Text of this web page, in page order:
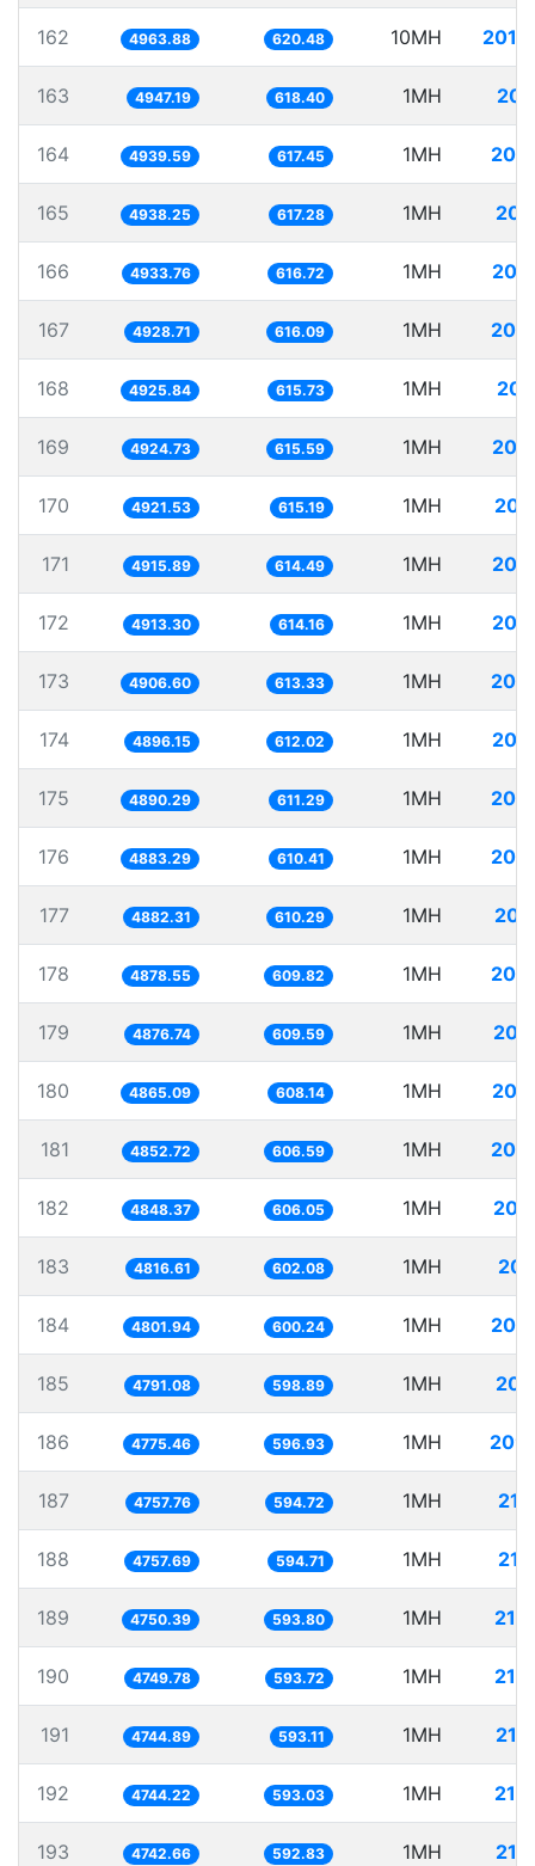
162 4963.88 620.48 10MH
163 4947.19 618.40 1MH
164 4939.59 617.45 1MH
165 4938.25 617.28 1MH
166 4933.76 616.72 1MH
167 4928.71 616.09 1MH
168 4925.84 615.73 1MH
169 4924.73 615.59 1MH
170 4921.53 615.19 1MH
171 4915.89 614.49 1MH
172 4913.30 614.16 1MH
173 4906.60 613.33 1MH
174 4896.15 612.02 1MH
175 4890.29 611.29 1MH
176 4883.29 610.41 1MH
177 4882.31 610.29 1MH
178 4878.55 609.82 1MH
179 4876.74 609.59 1MH
180 4865.09 608.14 1MH
181 4852.72 606.59 1MH
182 4848.37 606.05 1MH
183 4816.61 602.08 1MH
184 4801.94 600.24 1MH
185 4791.08 598.89 1MH
186 4775.46 596.93 1MH
187 4757.76 594.72 1MH
188 4757.69 594.71 1MH
189 4750.39 593.80 1MH
190 4749.78 593.72 1MH
191 4744.89 593.11 1MH
192 4744.22 593.03 1MH
193 4742.66 592.83 1MH